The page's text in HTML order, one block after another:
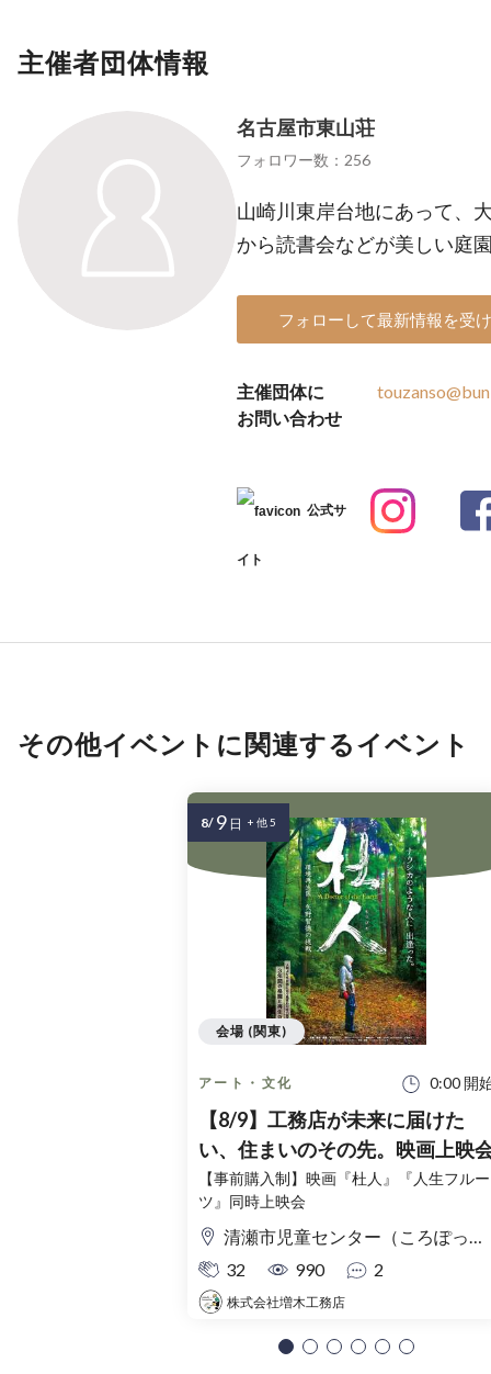
主催者団体情報
名古屋市東山荘
フォロワー数：256
山崎川東岸台地にあって、
から読書会などが美しい庭
フォローして最新情報を受
主催団体に
お問い合わせ
公式サ
イト
その他イベントに関連するイベント
アート・文化 0:00 開
【8/9】工務店が未来に届けた
い、住まいのその先。映画上映
【事前購入制】映画『杜人』『人生フルー
ツ』同時上映会
清瀬市児童センター（ころぽっくる）東京都清瀬市中清戸3-235-5
32
990 2
株式会社増木工務店
会場 (関東)
8/ 9 日 + 他 5